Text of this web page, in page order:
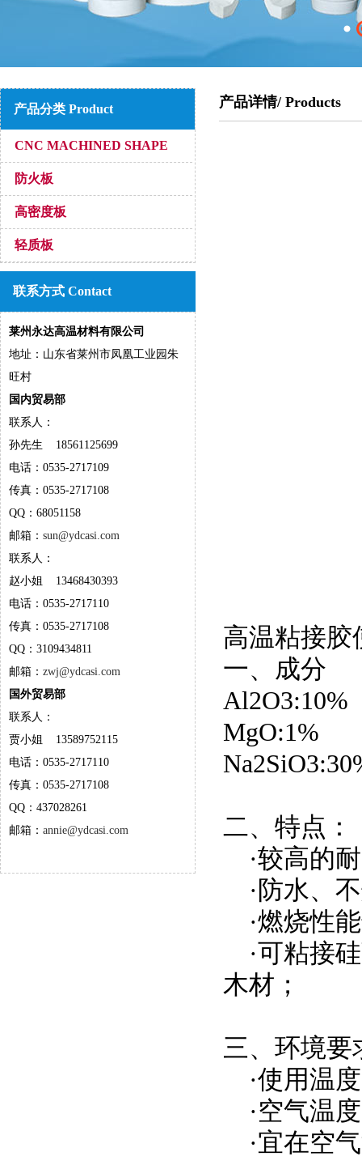
产品分类 Product
CNC MACHINED SHAPE
防火板
高密度板
轻质板
联系方式 Contact
莱州永达高温材料有限公司
地址：山东省莱州市凤凰工业园朱
旺村
国内贸易部
联系人：
孙先生 18561125699
电话：0535-2717109
传真：0535-2717108
QQ：68051158
邮箱： sun@ydcasi.com
联系人：
赵小姐 13468430393
电话：0535-2717110
传真：0535-2717108
QQ：3109434811
邮箱： zwj@ydcasi.com
国外贸易部
联系人：
贾小姐 13589752115
电话：0535-2717110
传真：0535-2717108
QQ：437028261
邮箱： annie@ydcasi.com
产品详情/ Products
高温粘接胶
一、成分
MgO:1%
二、特点：
·较高的
·防水、
·燃烧性
·可粘接
木材；
三、环境要
·使用温
·空气温
·宜在空